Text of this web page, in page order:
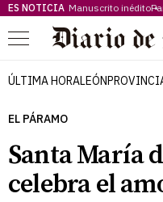
ES NOTICIA Manuscrito inédito
Menú
ÚLTIMA HORALEÓN
EL PÁRAMO
Santa María
celebra el